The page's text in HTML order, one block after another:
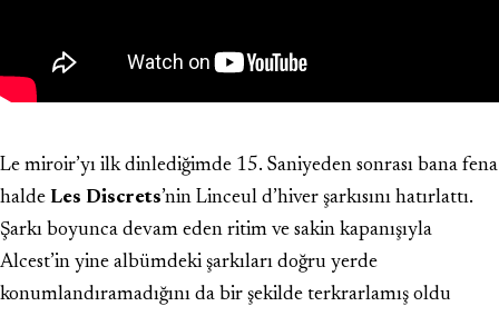
Le miroir’yı ilk dinlediğimde 15. Saniyeden sonrası bana fena
halde Les Discrets’nin Linceul d’hiver şarkısını hatırlattı.
Şarkı boyunca devam eden ritim ve sakin kapanışıyla
Alcest’in yine albümdeki şarkıları doğru yerde
konumlandıramadığını da bir şekilde terkrarlamış oldu